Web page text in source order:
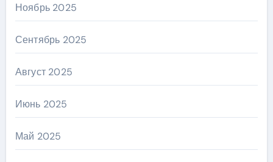
Ноябрь 2025
Сентябрь 2025
Август 2025
Июнь 2025
Май 2025